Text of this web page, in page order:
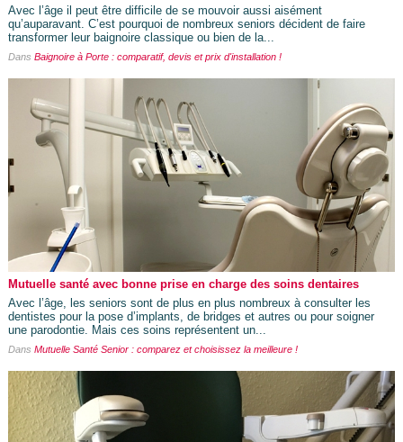
Avec l’âge il peut être difficile de se mouvoir aussi aisément
qu’auparavant. C’est pourquoi de nombreux seniors décident de faire
transformer leur baignoire classique ou bien de la...
Dans Baignoire à Porte : comparatif, devis et prix d'installation !
Mutuelle santé avec bonne prise en charge des soins dentaires
Avec l’âge, les seniors sont de plus en plus nombreux à consulter les
dentistes pour la pose d’implants, de bridges et autres ou pour soigner
une parodontie. Mais ces soins représentent un...
Dans Mutuelle Santé Senior : comparez et choisissez la meilleure !